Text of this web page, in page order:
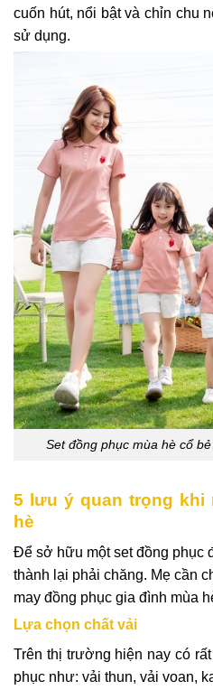
cuốn hút, nổi bật và chỉn chu
sử dụng.
Set đồng phục mùa hè cổ
5 lưu ý quan trọng khi
hè
Để sở hữu một set đồng phục
thành lại phải chăng. Mẹ cần
may đồng phục gia đình mùa
Lựa chọn chất vải
Trên thị trường hiện nay có
phục như: vải thun, vải voan,